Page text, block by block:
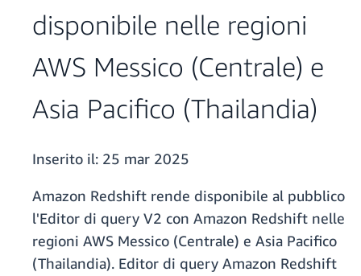
disponibile nelle regioni
AWS Messico (Centrale) e
Asia Pacifico (Thailandia)
Inserito il: 25 mar 2025
Amazon Redshift rende disponibile al pubblico
l'Editor di query V2 con Amazon Redshift nelle
regioni AWS Messico (Centrale) e Asia Pacifico
(Thailandia). Editor di query Amazon Redshift